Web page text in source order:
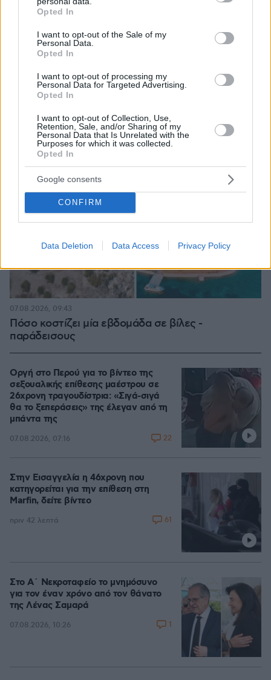
grant or deny consent to Google and its third-party tags to
use your data for below specified purposes in below Google
consent section.
Opted In
I want to opt-out of the Sale of my
Personal Data.
Opted In
I want to opt-out of processing my
Personal Data for Targeted Advertising.
Opted In
I want to opt-out of Collection, Use,
Retention, Sale, and/or Sharing of my
Personal Data that Is Unrelated with the
Purposes for which it was collected.
Opted In
Google consents
CONFIRM
Data Deletion Data Access Privacy Policy
στην απολογία
Πόσο κοστίζει μία εβδομάδα σε βίλες -
παράδεισους
07.08.2026, 09:43
Οργή στο Περού για το βίντεο της
σεξουαλικής επίθεσης μαέστρου σε
26χρονη τραγουδίστρια: «Σιγά-σιγά
θα το ξεπεράσεις» της έλεγαν από τη
μπάντα της
07.08.2026, 07:16 22
Στην Εισαγγελία η 46χρονη που
κατηγορείται για την επίθεση στη
Marfin, δείτε βίντεο
πριν 42 λεπτά 61
Στο Α΄ Νεκροταφείο το μνημόσυνο
για τον έναν χρόνο από τον θάνατο
της Λένας Σαμαρά
07.08.2026, 10:26 1